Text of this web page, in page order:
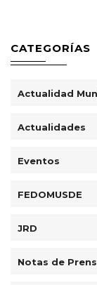
CATEGORÍAS
Actualidad
Actualidades
Eventos
FEDOMUSDE
JRD
Notas de